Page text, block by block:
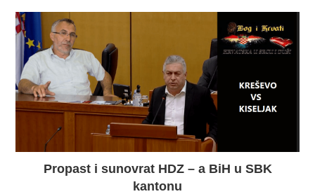
Propast i sunovrat HDZ – a BiH u SBK
kantonu